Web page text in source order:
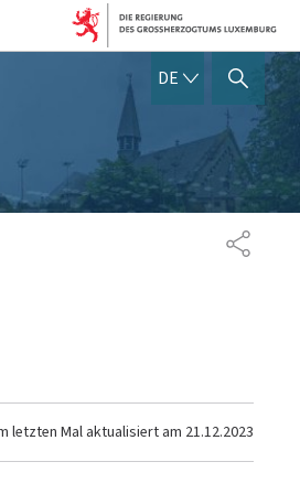
DE DEUTSCH
SUCHFLED ANZEIGEN /
TEILEN
letzten Mal aktualisiert am 21.12.2023